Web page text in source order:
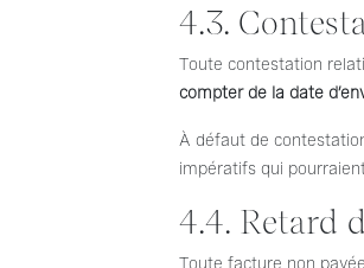
4.3.
Toute contestation
compter de la date
À défaut de
impératifs qui
4.4. Retard
Toute facture non